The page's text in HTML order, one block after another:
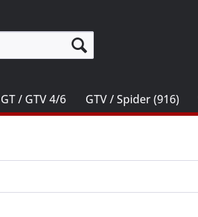
/ GTV 4/6 GTV / Spider (916)